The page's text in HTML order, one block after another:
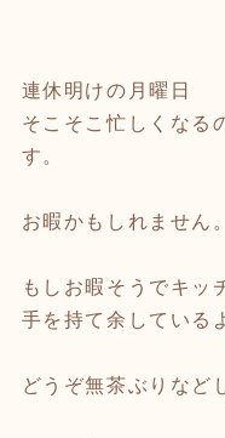
連休明けの月曜日
そこそこ忙しくなる
す。
お暇かもしれません。
もしお暇そうでキッ
手を持て余している
どうぞ無茶ぶりなど